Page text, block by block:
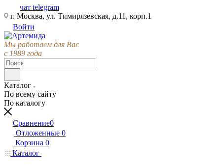
чат telegram
г. Москва, ул. Тимирязевская, д.11, корп.1
Войти
Мы работаем для Вас
с 1989 года
Каталог
По всему сайту
По каталогу
Сравнение0
Отложенные 0
Корзина 0
Каталог